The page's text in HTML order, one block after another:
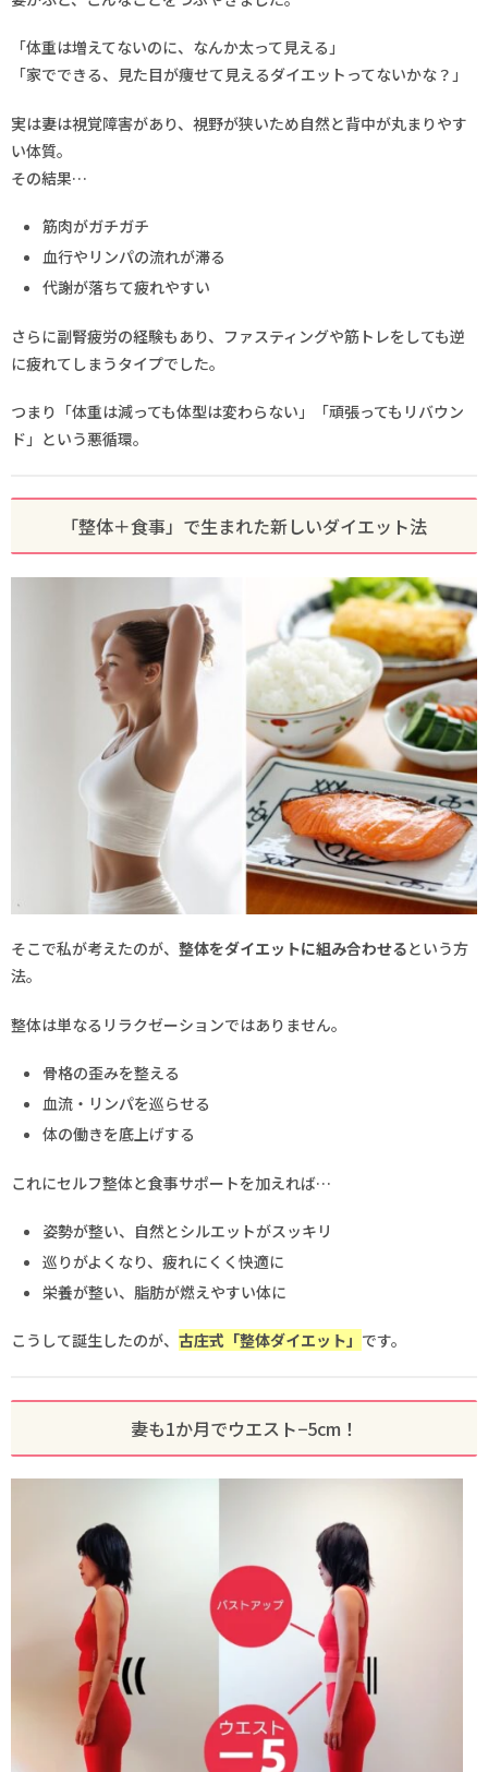
「体重は増えてないのに、なんか太って見える」
「家でできる、見た目が痩せて見えるダイエットってないかな？」
実は妻は視覚障害があり、視野が狭いため自然と背中が丸まりやす
い体質。
その結果…
筋肉がガチガチ
血行やリンパの流れが滞る
代謝が落ちて疲れやすい
さらに副腎疲労の経験もあり、ファスティングや筋トレをしても逆
に疲れてしまうタイプでした。
つまり「体重は減っても体型は変わらない」「頑張ってもリバウン
ド」という悪循環。
「整体＋食事」で生まれた新しいダイエット法
そこで私が考えたのが、 整体をダイエットに組み合わせるという方
法。
整体は単なるリラクゼーションではありません。
骨格の歪みを整える
血流・リンパを巡らせる
体の働きを底上げする
これにセルフ整体と食事サポートを加えれば…
姿勢が整い、自然とシルエットがスッキリ
巡りがよくなり、疲れにくく快適に
栄養が整い、脂肪が燃えやすい体に
こうして誕生したのが、 古庄式「整体ダイエット」 です。
妻も1か月でウエスト−5cm！